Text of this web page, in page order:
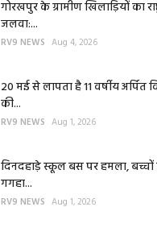
गोरखपुर के ग्रामीण खिलाड़ियों का
जलवा:...
RV9 NEWS Aug 4, 2026
20 मई से लापता है 11 वर्षीय अर्पित
की...
RV9 NEWS Aug 1, 2026
दिनदहाड़े स्कूल बस पर हमला,
गगहा...
RV9 NEWS Aug 1, 2026